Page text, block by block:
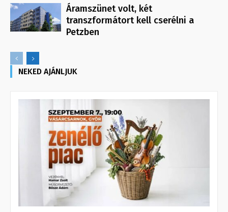
Áramszünet volt, két
transzformátort kell cserélni a
Petzben
NEKED AJÁNLJUK